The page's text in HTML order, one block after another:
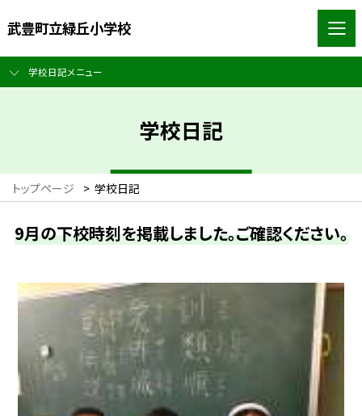
武豊町立緑丘小学校
学校日記メニュー
学校日記
トップページ > 学校日記
9月の下校時刻を掲載しました。ご確認ください。